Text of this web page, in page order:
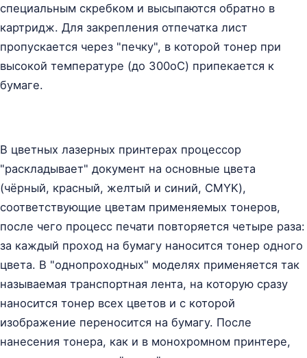
специальным скребком и высыпаются обратно в
картридж. Для закрепления отпечатка лист
пропускается через "печку", в которой тонер при
высокой температуре (до 300oC) припекается к
бумаге.
В цветных лазерных принтерах процессор
"раскладывает" документ на основные цвета
(чёрный, красный, желтый и синий, CMYK),
соответствующие цветам применяемых тонеров,
после чего процесс печати повторяется четыре раза:
за каждый проход на бумагу наносится тонер одного
цвета. В "однопроходных" моделях применяется так
называемая транспортная лента, на которую сразу
наносится тонер всех цветов и с которой
изображение переносится на бумагу. После
нанесения тонера, как и в монохромном принтере,